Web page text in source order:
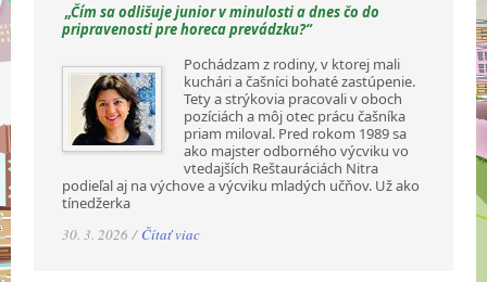
„Čím sa odlišuje junior v minulosti a dnes čo do
pripravenosti pre horeca prevádzku?“
Pochádzam z rodiny, v ktorej mali
kuchári a čašníci bohaté zastúpenie.
Tety a strýkovia pracovali v oboch
pozíciách a môj otec prácu čašníka
priam miloval. Pred rokom 1989 sa
ako majster odborného výcviku vo
vtedajších Reštauráciách Nitra
podieľal aj na výchove a výcviku mladých učňov. Už ako
tínedžerka
30. 3. 2026 / Čítať viac